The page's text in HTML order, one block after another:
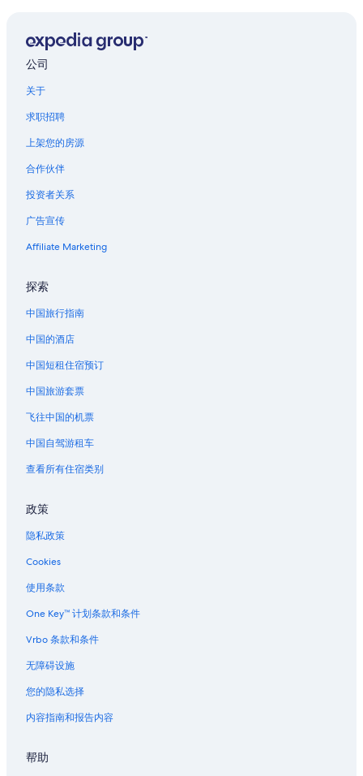
位于博加卢萨的公寓式酒店
位于路易斯安那的沙滩酒店
位于路易斯安那的娱乐场酒店
位于路易斯安那的历史风格酒店
位于路易斯安那的滑雪酒店
位于安吉的经济型酒店
位于安吉的豪华酒店
位于新奥尔良中央商务区的娱乐场酒店
位于新奥尔良的 4 星级酒店
位于新奥尔良的 5 星级酒店
新奥尔良的农业旅游旅馆
新奥尔良的公寓
新奥尔良的民宿
新奥尔良的城堡
新奥尔良的村舍
新奥尔良的家庭旅馆
位于新奥尔良的沙滩酒店
位于新奥尔良的商务酒店
位于新奥尔良的娱乐场酒店
位于新奥尔良的经济型酒店
位于新奥尔良的家庭式酒店
位于新奥尔良的豪华酒店
位于新奥尔良的水上乐园酒店
新奥尔良的酒店
新奥尔良的汽车旅馆
公司
关于
求职招聘
上架您的房源
合作伙伴
投资者关系
广告宣传
Affiliate Marketing
探索
中国旅行指南
中国的酒店
中国短租住宿预订
中国旅游套票
飞往中国的机票
中国自驾游租车
查看所有住宿类别
政策
隐私政策
Cookies
使用条款
One Key™ 计划条款和条件
Vrbo 条款和条件
无障碍设施
您的隐私选择
内容指南和报告内容
帮助